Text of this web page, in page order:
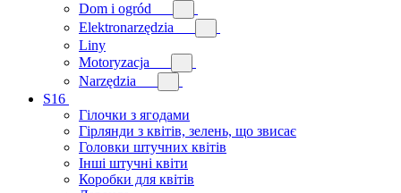
Dom i ogród
Elektronarzędzia
Liny
Motoryzacja
Narzędzia
S16
Гілочки з ягодами
Гірлянди з квітів, зелень, що звисає
Головки штучних квітів
Інші штучні квіти
Коробки для квітів